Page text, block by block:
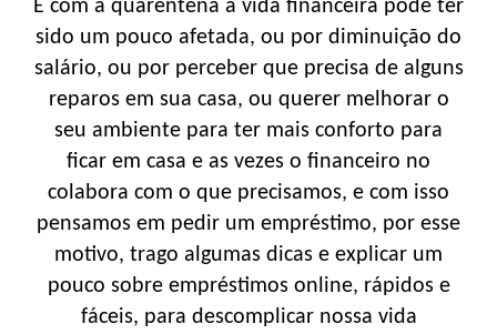
E com a quarentena a vida financeira pode ter
sido um pouco afetada, ou por diminuição do
salário, ou por perceber que precisa de alguns
reparos em sua casa, ou querer melhorar o
seu ambiente para ter mais conforto para
ficar em casa e as vezes o financeiro no
colabora com o que precisamos, e com isso
pensamos em pedir um empréstimo, por esse
motivo, trago algumas dicas e explicar um
pouco sobre empréstimos online, rápidos e
fáceis, para descomplicar nossa vida